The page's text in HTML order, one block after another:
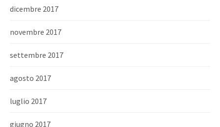
dicembre 2017
novembre 2017
settembre 2017
agosto 2017
luglio 2017
giugno 2017